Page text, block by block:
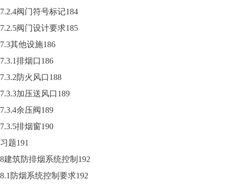
7.2.4阀门符号标记184
7.2.5阀门设计要求185
7.3其他设施186
7.3.1排烟口186
7.3.2防火风口188
7.3.3加压送风口189
7.3.4余压阀189
7.3.5排烟窗190
习题191
8建筑防排烟系统控制192
8.1防烟系统控制要求192